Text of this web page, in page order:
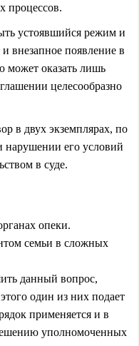
процессов.
устоявшийся режим и
внезапное появление в
может оказать лишь
целесообразно
в двух экземплярах, по
нарушении его условий
в суде.
опеки.
семьи в сложных
данный вопрос,
один из них подает
применяется и в
уполномоченных